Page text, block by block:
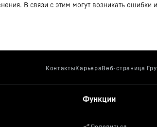
В связи с этим могут возникать ошибки
Функции